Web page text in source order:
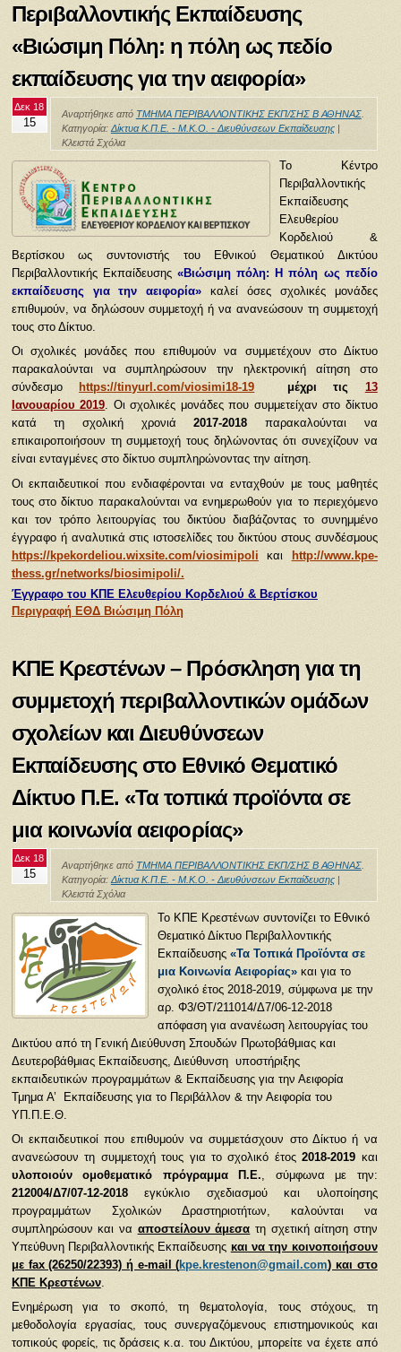
Περιβαλλοντικής Εκπαίδευσης
«Βιώσιμη Πόλη: η πόλη ως πεδίο
εκπαίδευσης για την αειφορία»
Δεκ 18
15
Αναρτήθηκε από ΤΜΗΜΑ ΠΕΡΙΒΑΛΛΟΝΤΙΚΗΣ ΕΚΠ/ΣΗΣ Β ΑΘΗΝΑΣ.
Κατηγορία: Δίκτυα Κ.Π.Ε. - Μ.Κ.Ο. - Διευθύνσεων Εκπαίδευσης|
Κλειστά Σχόλια
Το Κέντρο
Περιβαλλοντικής
Εκπαίδευσης
Ελευθερίου
Κορδελιού &
Βερτίσκου ως συντονιστής του Εθνικού Θεματικού Δικτύου
Περιβαλλοντικής Εκπαίδευσης «Βιώσιμη πόλη: Η πόλη ως πεδίο
εκπαίδευσης για την αειφορία» καλεί όσες σχολικές μονάδες
επιθυμούν, να δηλώσουν συμμετοχή ή να ανανεώσουν τη συμμετοχή
τους στο Δίκτυο.
Οι σχολικές μονάδες που επιθυμούν να συμμετέχουν στο Δίκτυο
παρακαλούνται να συμπληρώσουν την ηλεκτρονική αίτηση στο
σύνδεσμο
https://tinyurl.com/viosimi18-19 μέχρι τις
13
Ιανουαρίου 2019. Οι σχολικές μονάδες που συμμετείχαν στο δίκτυο
κατά τη σχολική χρονιά2017-2018 παρακαλούνται να
επικαιροποιήσουν τη συμμετοχή τους δηλώνοντας ότι συνεχίζουν να
είναι ενταγμένες στο δίκτυο συμπληρώνοντας την αίτηση.
Οι εκπαιδευτικοί που ενδιαφέρονται να ενταχθούν με τους μαθητές
τους στο δίκτυο παρακαλούνται να ενημερωθούν για το περιεχόμενο
και τον τρόπο λειτουργίας του δικτύου διαβάζοντας το συνημμένο
έγγραφο ή αναλυτικά στις ιστοσελίδες του δικτύου στους συνδέσμους
https://kpekordeliou.wixsite.com/viosimipoli και http://www.kpe-
thess.gr/networks/biosimipoli/.
Έγγραφο του ΚΠΕ Ελευθερίου Κορδελιού & Βερτίσκου
Περιγραφή ΕΘΔ Βιώσιμη Πόλη
ΚΠΕ Κρεστένων – Πρόσκληση για τη
συμμετοχή περιβαλλοντικών ομάδων
σχολείων και Διευθύνσεων
Εκπαίδευσης στο Εθνικό Θεματικό
Δίκτυο Π.Ε. «Τα τοπικά προϊόντα σε
μια κοινωνία αειφορίας»
Δεκ 18
15
Αναρτήθηκε από ΤΜΗΜΑ ΠΕΡΙΒΑΛΛΟΝΤΙΚΗΣ ΕΚΠ/ΣΗΣ Β ΑΘΗΝΑΣ.
Κατηγορία:Δίκτυα Κ.Π.Ε. - Μ.Κ.Ο. - Διευθύνσεων Εκπαίδευσης|
Κλειστά Σχόλια
Το ΚΠΕ Κρεστένων συντονίζει το Εθνικό
Θεματικό Δίκτυο Περιβαλλοντικής
Εκπαίδευσης «Τα Τοπικά Προϊόντα σε
μια Κοινωνία Αειφορίας»και για το
σχολικό έτος 2018-2019, σύμφωνα με την
αρ. Φ3/ΘΤ/211014/Δ7/06-12-2018
απόφαση για ανανέωση λειτουργίας του
Δικτύου από τη Γενική Διεύθυνση Σπουδών Πρωτοβάθμιας και
Δευτεροβάθμιας Εκπαίδευσης, Διεύθυνση υποστήριξης
εκπαιδευτικών προγραμμάτων & Εκπαίδευσης για την Αειφορία
Τμημα Α’ Εκπαίδευσης για το Περιβάλλον & την Αειφορία του
ΥΠ.Π.Ε.Θ.
Οι εκπαιδευτικοί που επιθυμούν να συμμετάσχουν στο Δίκτυο ή να
ανανεώσουν τη συμμετοχή τους για το σχολικό έτος2018-2019 και
υλοποιούν ομοθεματικό πρόγραμμα Π.Ε. , σύμφωνα με την:
212004/Δ7/07-12-2018εγκύκλιο σχεδιασμού και υλοποίησης
προγραμμάτων Σχολικών Δραστηριοτήτων, καλούνται να
συμπληρώσουν και να αποστείλουν άμεσα τη σχετική αίτηση στην
Υπεύθυνη Περιβαλλοντικής Εκπαίδευσης και να την κοινοποιήσουν
με fax (26250/22393) ή e-mail (kpe.krestenon@gmail.com) και στο
ΚΠΕ Κρεστένων.
Ενημέρωση για το σκοπό, τη θεματολογία, τους στόχους, τη
μεθοδολογία εργασίας, τους συνεργαζόμενους επιστημονικούς και
τοπικούς φορείς, τις δράσεις κ.α. του Δικτύου, μπορείτε να έχετε από